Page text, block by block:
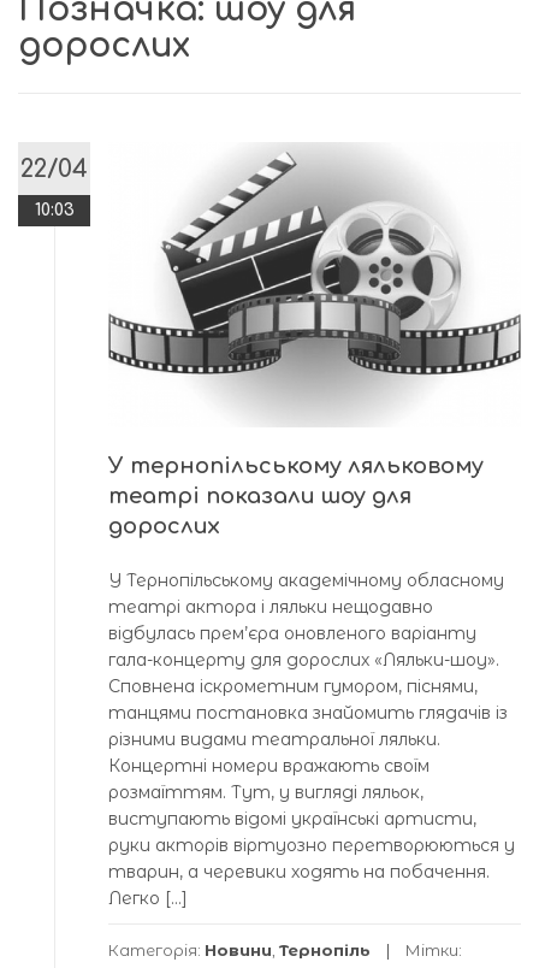
Позначка: шоу для
дорослих
22/04
10:03
У тернопільському ляльковому
театрі показали шоу для
дорослих
У Тернопільському академічному обласному
театрі актора і ляльки нещодавно
відбулась прем’єра оновленого варіанту
гала-концерту для дорослих «Ляльки-шоу».
Сповнена іскрометним гумором, піснями,
танцями постановка знайомить глядачів із
різними видами театральної ляльки.
Концертні номери вражають своїм
розмаїттям. Тут, у вигляді ляльок,
виступають відомі українські артисти,
руки акторів віртуозно перетворюються у
тварин, а черевики ходять на побачення.
Легко […]
Категорія: Новини, Тернопіль Мітки: